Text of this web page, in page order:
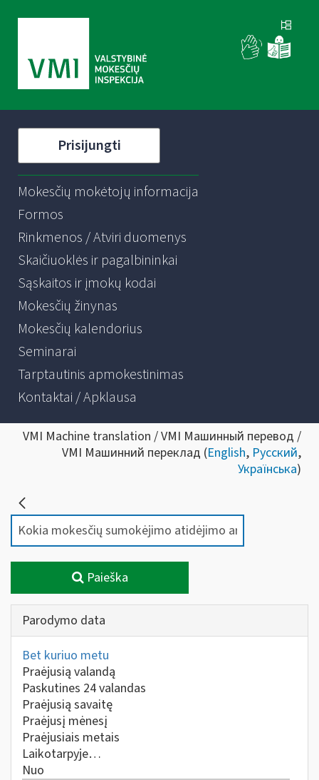
Prisijungti
Mokesčių mokėtojų informacija
Formos
Rinkmenos / Atviri duomenys
Skaičiuoklės ir pagalbininkai
Sąskaitos ir įmokų kodai
Mokesčių žinynas
Mokesčių kalendorius
Seminarai
Tarptautinis apmokestinimas
Kontaktai / Apklausa
VMI Machine translation / VMI Машинный перевод /
VMI Машинний переклад (English, Русский,
Українська)
Paieška
Parodymo data
Bet kuriuo metu
Praėjusią valandą
Paskutines 24 valandas
Praėjusią savaitę
Praėjusį mėnesį
Praėjusiais metais
Laikotarpyje…
Nuo